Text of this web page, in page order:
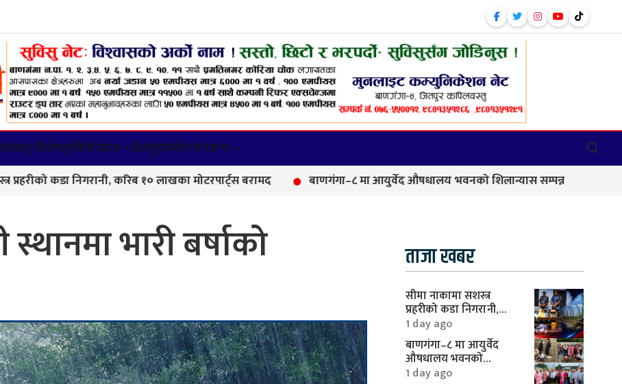
विशेषलुम्बिनी प्रदेश +खेलकुदमनोरन्जनअन्य +
निगरानी, करिब १० लाखका मोटरपार्ट्स बरामद बाणगंगा–८ मा आयुर्वेद औषधालय भवनको शिलान्यास सम्पन्न कालिकामा आफन्त
भारी बर्षाको ताजा खबर
सीमा नाकामा सशस्त्र
प्रहरीको कडा निगरानी,
करिब १० लाखका
मोटरपार्ट्स बरामद
1 day ago
बाणगंगा–८ मा आयुर्वेद
औषधालय भवनको
शिलान्यास सम्पन्न
1 day ago